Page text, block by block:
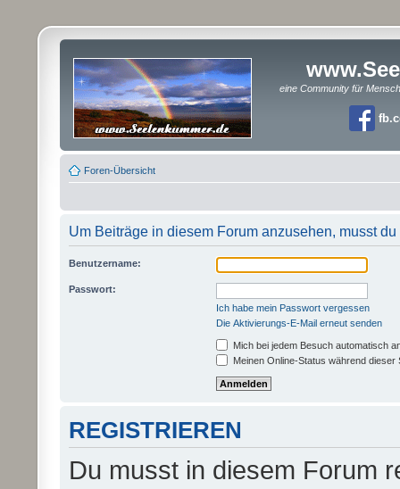
eine Community für
Foren-Übersicht
Um Beiträge in diesem Forum anzusehen, musst
Benutzername:
Passwort:
Ich habe mein Passwort vergessen
Die Aktivierungs-E-Mail erneut senden
Mich bei jedem Besuch automatisch
Meinen Online-Status während dieser
REGISTRIEREN
Du musst in diesem Forum